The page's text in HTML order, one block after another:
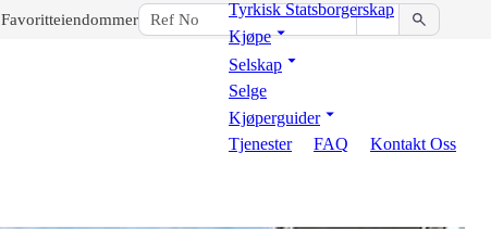
Favoritteiendommer
Tyrkisk Statsborgerskap
Kjøpe
Selskap
Selge
Kjøperguider
Tjenester
FAQ Kontakt Oss